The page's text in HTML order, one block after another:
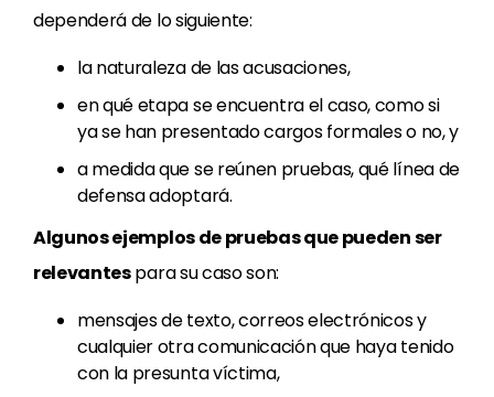
dependerá de lo siguiente:
la naturaleza de las acusaciones,
en qué etapa se encuentra el caso, como si
ya se han presentado cargos formales o no, y
a medida que se reúnen pruebas, qué línea de
defensa adoptará.
Algunos ejemplos de pruebas que pueden ser
relevantespara su caso son:
mensajes de texto, correos electrónicos y
cualquier otra comunicación que haya tenido
con la presunta víctima,